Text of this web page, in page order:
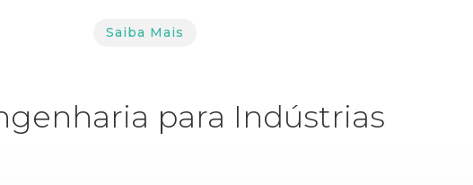
Saiba Mais
para Indústrias